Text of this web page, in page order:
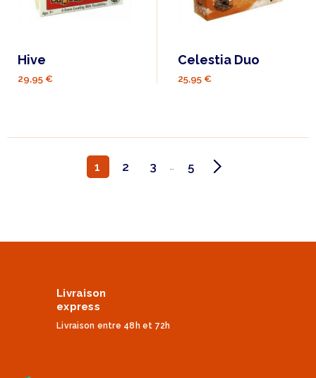
Hive
29,95 €
Celestia Duo
25,95 €
1 2 3 … 5
Livraison
express
Livraison entre 48h et 72h